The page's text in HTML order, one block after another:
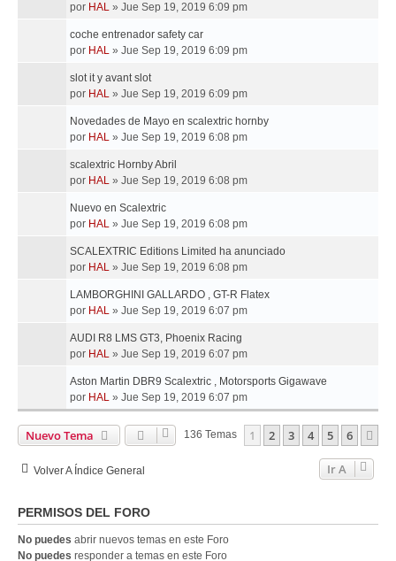
por HAL » Jue Sep 19, 2019 6:09 pm
coche entrenador safety car
por HAL » Jue Sep 19, 2019 6:09 pm
slot it y avant slot
por HAL » Jue Sep 19, 2019 6:09 pm
Novedades de Mayo en scalextric hornby
por HAL » Jue Sep 19, 2019 6:08 pm
scalextric Hornby Abril
por HAL » Jue Sep 19, 2019 6:08 pm
Nuevo en Scalextric
por HAL » Jue Sep 19, 2019 6:08 pm
SCALEXTRIC Editions Limited ha anunciado
por HAL » Jue Sep 19, 2019 6:08 pm
LAMBORGHINI GALLARDO , GT-R Flatex
por HAL » Jue Sep 19, 2019 6:07 pm
AUDI R8 LMS GT3, Phoenix Racing
por HAL » Jue Sep 19, 2019 6:07 pm
Aston Martin DBR9 Scalextric , Motorsports Gigawave
por HAL » Jue Sep 19, 2019 6:07 pm
Nuevo Tema 136 Temas 1 2 3 4 5 6
Volver A Índice General Ir A
PERMISOS DEL FORO
No puedes abrir nuevos temas en este Foro
No puedes responder a temas en este Foro